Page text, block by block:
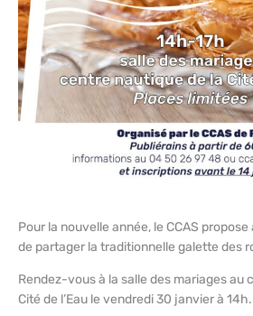
Pour la nouvelle année, le CCAS
de partager la traditionnelle galette des
Rendez-vous à la salle des mariages au
Cité de l’Eau le vendredi 30 janvier à 14h.